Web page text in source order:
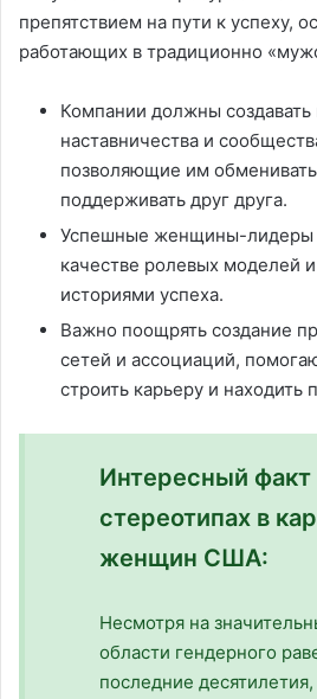
препятствием на пути к успеху,
работающих в традиционно
Компании должны
наставничества и
позволяющие им
поддерживать друг друга.
Успешные женщины-лидеры
качестве ролевых моделей
историями успеха.
Важно поощрять создание
сетей и ассоциаций,
строить карьеру и находить
Интересный
стереотипах в
женщин США:
Несмотря на
области гендерного
последние